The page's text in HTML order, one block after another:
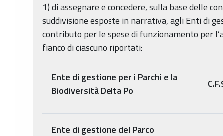
1) di assegnare e concedere, sulla base delle
suddivisione esposte in narrativa, agli Enti di
contributo per le spese di funzionamento per
fianco di ciascuno riportati:
Ente di gestione per i Parchi e la
Biodiversità Delta Po
Ente di gestione del Parco